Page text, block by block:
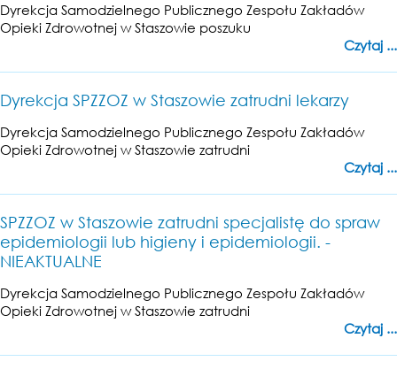
Dyrekcja Samodzielnego Publicznego Zespołu Zakładów
Opieki Zdrowotnej w Staszowie poszuku
Czytaj ...
Dyrekcja SPZZOZ w Staszowie zatrudni lekarzy
Dyrekcja Samodzielnego Publicznego Zespołu Zakładów
Opieki Zdrowotnej w Staszowie zatrudni
Czytaj ...
SPZZOZ w Staszowie zatrudni specjalistę do spraw
epidemiologii lub higieny i epidemiologii. -
NIEAKTUALNE
Dyrekcja Samodzielnego Publicznego Zespołu Zakładów
Opieki Zdrowotnej w Staszowie zatrudni
Czytaj ...